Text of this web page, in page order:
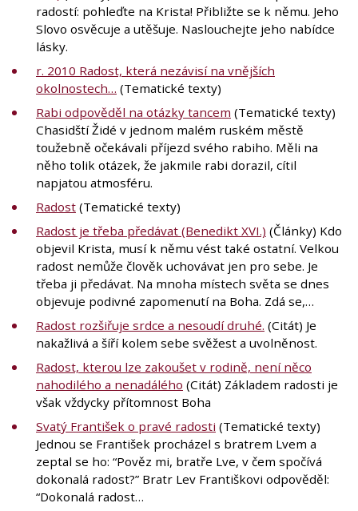
radostí: pohleďte na Krista! Přibližte se k němu. Jeho
Slovo osvěcuje a utěšuje. Naslouchejte jeho nabídce
lásky.
r. 2010 Radost, která nezávisí na vnějších
okolnostech… (Tematické texty)
Rabi odpověděl na otázky tancem (Tematické texty)
Chasidští Židé v jednom malém ruském městě
toužebně očekávali příjezd svého rabiho. Měli na
něho tolik otázek, že jakmile rabi dorazil, cítil
napjatou atmosféru.
Radost (Tematické texty)
Radost je třeba předávat (Benedikt XVI.) (Články) Kdo
objevil Krista, musí k němu vést také ostatní. Velkou
radost nemůže člověk uchovávat jen pro sebe. Je
třeba ji předávat. Na mnoha místech světa se dnes
objevuje podivné zapomenutí na Boha. Zdá se,…
Radost rozšiřuje srdce a nesoudí druhé. (Citát) Je
nakažlivá a šíří kolem sebe svěžest a uvolněnost.
Radost, kterou lze zakoušet v rodině, není něco
nahodilého a nenadálého (Citát) Základem radosti je
však vždycky přítomnost Boha
Svatý František o pravé radosti (Tematické texty)
Jednou se František procházel s bratrem Lvem a
zeptal se ho: “Pověz mi, bratře Lve, v čem spočívá
dokonalá radost?” Bratr Lev Františkovi odpověděl:
“Dokonalá radost…